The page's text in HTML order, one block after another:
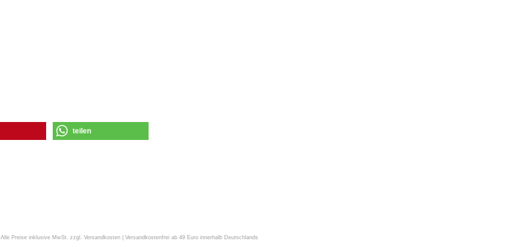
teilen
Alle Preise inklusive MwSt. zzgl. Versandkosten | Versandkostenfrei ab 49 Euro innerhalb Deutschlands